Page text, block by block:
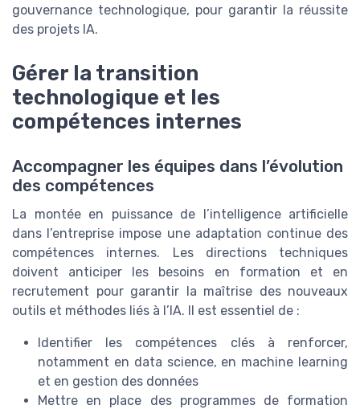
gouvernance technologique, pour garantir la réussite
des projets IA.
Gérer la transition
technologique et les
compétences internes
Accompagner les équipes dans l’évolution
des compétences
La montée en puissance de l’intelligence artificielle
dans l’entreprise impose une adaptation continue des
compétences internes. Les directions techniques
doivent anticiper les besoins en formation et en
recrutement pour garantir la maîtrise des nouveaux
outils et méthodes liés à l’IA. Il est essentiel de :
Identifier les compétences clés à renforcer,
notamment en data science, en machine learning
et en gestion des données
Mettre en place des programmes de formation